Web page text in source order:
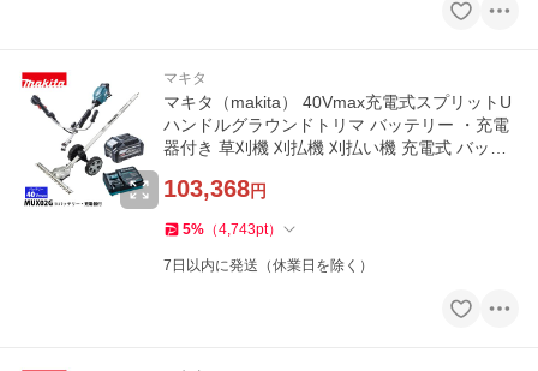
マキタ
マキタ（makita） 40Vmax充電式スプリットU
ハンドルグラウンドトリマ バッテリー ・充電
器付き 草刈機 刈払機 刈払い機 充電式 バッテ
103,368円
5% （4,743pt）
7日以内に発送（休業日を除く）